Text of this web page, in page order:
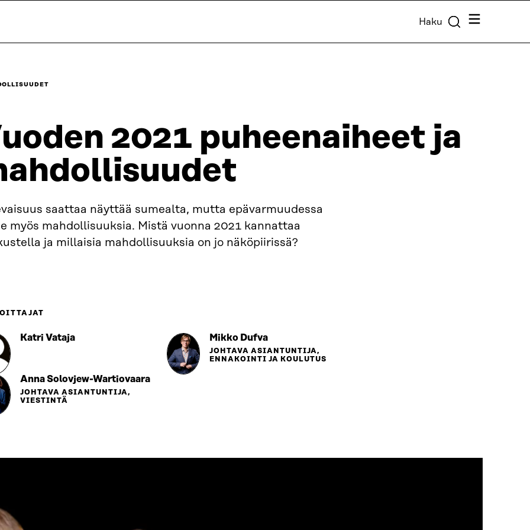
Haku Valikko
2021 puheenaiheet ja
saattaa näyttää sumealta, mutta epävarmuudessa
myös mahdollisuuksia. Mistä vuonna 2021 kannattaa
ja millaisia mahdollisuuksia on jo näköpiirissä?
Katri Vataja Mikko Dufva
JOHTAVA ASIANTUNTIJA,
ENNAKOINTI JA KOULUTUS
Anna Solovjew-Wartiovaara
JOHTAVA ASIANTUNTIJA,
VIESTINTÄ